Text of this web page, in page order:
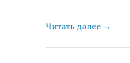
Читать далее →